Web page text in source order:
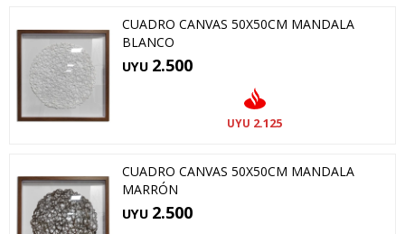
CUADRO CANVAS 50X50CM MANDALA
BLANCO
UYU 2.500
UYU 2.125
CUADRO CANVAS 50X50CM MANDALA
MARRÓN
UYU 2.500